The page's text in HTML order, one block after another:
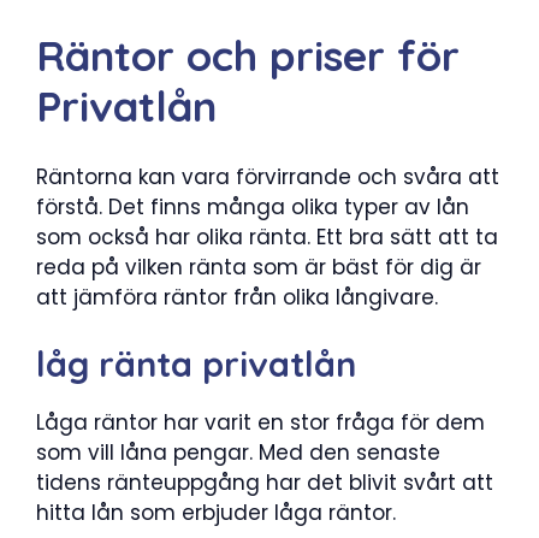
Räntor och priser för
Privatlån
Räntorna kan vara förvirrande och svåra att
förstå. Det finns många olika typer av lån
som också har olika ränta. Ett bra sätt att ta
reda på vilken ränta som är bäst för dig är
att jämföra räntor från olika långivare.
låg ränta privatlån
Låga räntor har varit en stor fråga för dem
som vill låna pengar. Med den senaste
tidens ränteuppgång har det blivit svårt att
hitta lån som erbjuder låga räntor.